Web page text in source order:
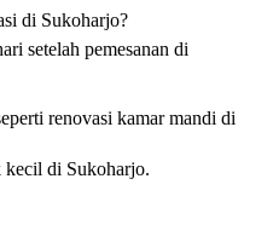
di Sukoharjo?
setelah pemesanan di
renovasi kamar mandi di
kecil di Sukoharjo.